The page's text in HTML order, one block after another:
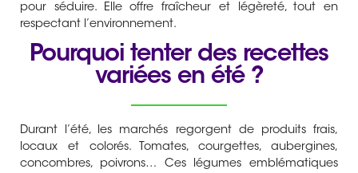
pour séduire. Elle offre fraîcheur et légèreté, tout en
respectant l’environnement.
Pourquoi tenter des recettes
variées en été ?
Durant l’été, les marchés regorgent de produits frais,
locaux et colorés. Tomates, courgettes, aubergines,
concombres, poivrons… Ces légumes emblématiques